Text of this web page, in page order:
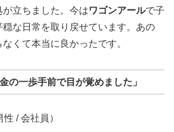
立ちました。今はワゴンアールで子
な日常を取り戻せています。あの
くて本当に良かったです。
の一歩手前で目が覚めました」
性 / 会社員）